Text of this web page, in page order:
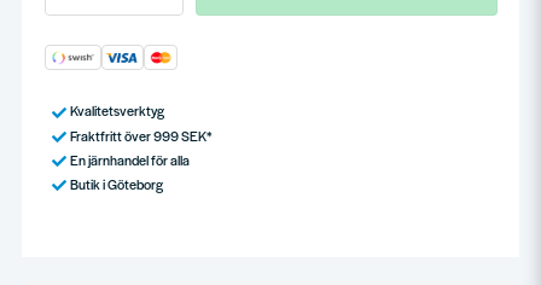
Kvalitetsverktyg
Fraktfritt över 999 SEK*
En järnhandel för alla
Butik i Göteborg